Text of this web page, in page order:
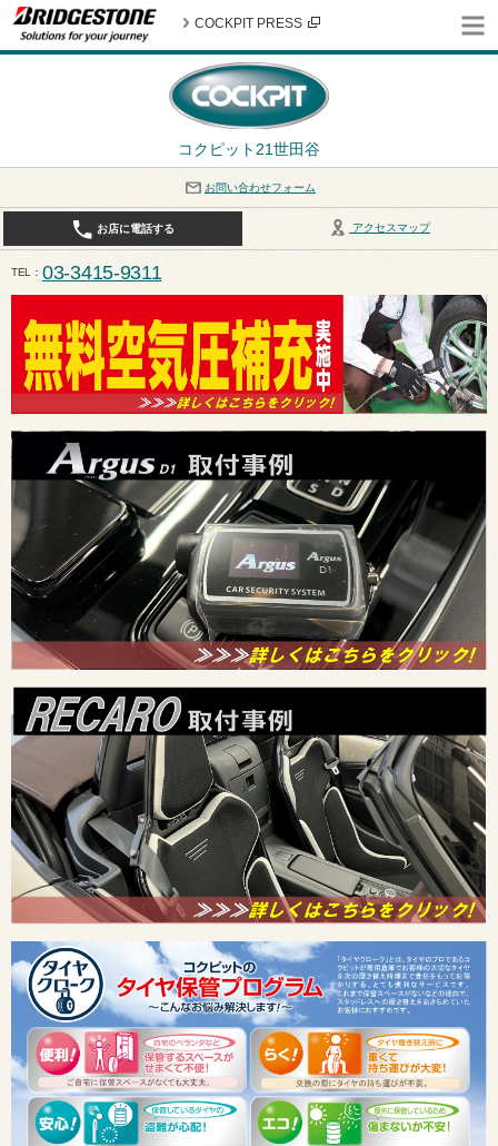
コクピット21世田谷
COCKPIT PRESS
お問い合わせフォーム
アクセスマップ
お店に電話する
TEL 03-3415-9311
平日10:30〜19:00 作業受付終了は17:30になります。 / 定休日：8月定休日は火曜日、水曜日とな
ます。ご注意ください。